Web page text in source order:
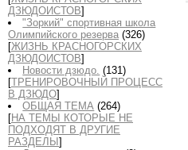
ДЗЮДОИСТОВ]
"Зоркий" спортивная школа
Олимпийского резерва (326)
[ЖИЗНЬ КРАСНОГОРСКИХ
ДЗЮДОИСТОВ]
Новости дзюдо. (131)
[ТРЕНИРОВОЧНЫЙ ПРОЦЕСС
В ДЗЮДО]
ОБЩАЯ ТЕМА (264)
[НА ТЕМЫ КОТОРЫЕ НЕ
ПОДХОДЯТ В ДРУГИЕ
РАЗДЕЛЫ ]